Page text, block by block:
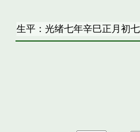
生平：光绪七年辛巳正月初